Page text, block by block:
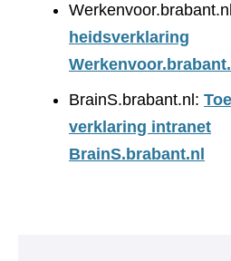
heidsverklaring
BrainS.brabant.nl:
verklaring intranet
BrainS.brabant.nl